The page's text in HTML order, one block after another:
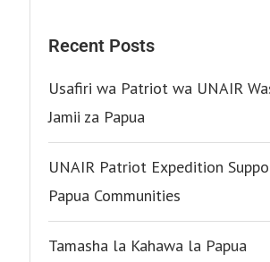
Recent Posts
Usafiri wa Patriot wa UNAIR
Jamii za Papua
UNAIR Patriot Expedition
Papua Communities
Tamasha la Kahawa la Papua